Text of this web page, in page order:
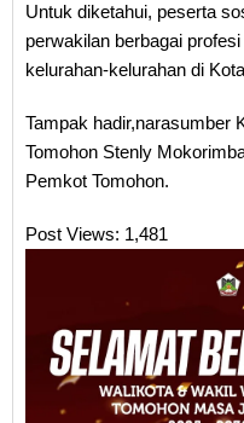
Untuk diketahui, peserta
perwakilan berbagai
kelurahan-kelurahan di
Tampak hadir,narasumber
Tomohon Stenly
Pemkot Tomohon.
Post Views: 1,481